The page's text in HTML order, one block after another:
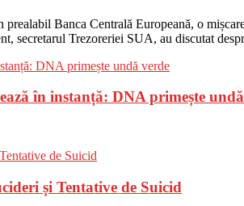
Banca Centrală Europeană, o
secretarul Trezoreriei SUA, au discutat
în instanță: DNA primește
și Tentative de Suicid